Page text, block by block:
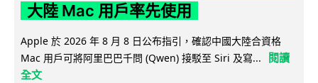
大陸 Mac 用戶率先使用
Apple 於 2026 年 8 月 8 日公布指引，確認中國大陸合資格
Mac 用戶可將阿里巴巴千問 (Qwen) 接駁至 Siri 及寫...
閱讀
全文